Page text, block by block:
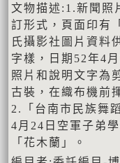
文物描述:1.新聞照
訂形式，頁面印有
氏攝影社圖片資料
字樣，日期52年4
照片和說明文字為
古裝，在織布機前
2.「台南市民族舞
4月24日空軍子弟
「花木蘭」。